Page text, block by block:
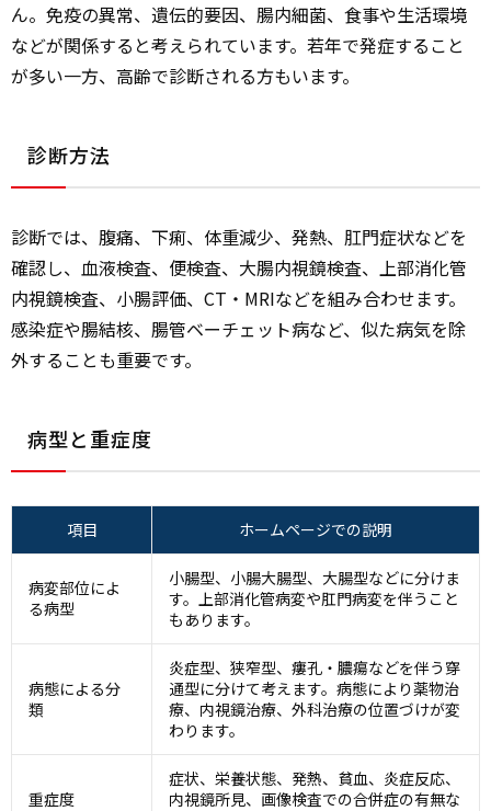
ん。免疫の異常、遺伝的要因、腸内細菌、食事や生活環境
などが関係すると考えられています。若年で発症すること
が多い一方、高齢で診断される方もいます。
診断方法
診断では、腹痛、下痢、体重減少、発熱、肛門症状などを
確認し、血液検査、便検査、大腸内視鏡検査、上部消化管
内視鏡検査、小腸評価、CT・MRIなどを組み合わせます。
感染症や腸結核、腸管ベーチェット病など、似た病気を除
外することも重要です。
病型と重症度
項目 ホームページでの説明
病変部位によ
る病型
小腸型、小腸大腸型、大腸型などに分けま
す。上部消化管病変や肛門病変を伴うこと
もあります。
病態による分
類
炎症型、狭窄型、瘻孔・膿瘍などを伴う穿
通型に分けて考えます。病態により薬物治
療、内視鏡治療、外科治療の位置づけが変
わります。
重症度
症状、栄養状態、発熱、貧血、炎症反応、
内視鏡所見、画像検査での合併症の有無な